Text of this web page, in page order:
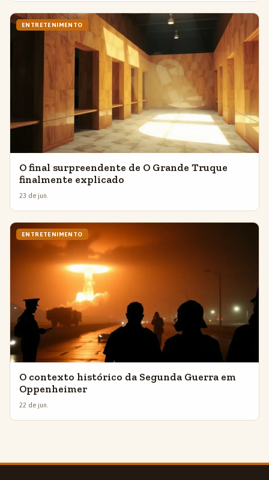
ENTRETENIMENTO
O final surpreendente de O Grande Truque
finalmente explicado
23 de jun.
ENTRETENIMENTO
O contexto histórico da Segunda Guerra em
Oppenheimer
22 de jun.